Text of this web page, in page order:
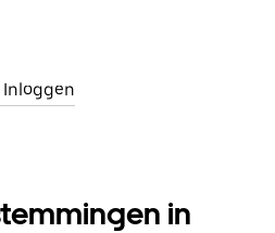
in